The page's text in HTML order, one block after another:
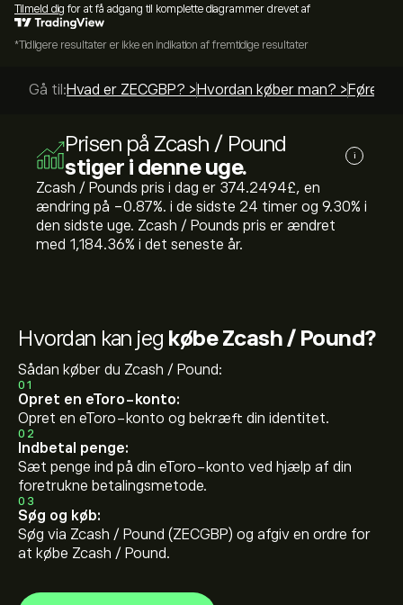
Tilmeld dig for at få adgang til komplette diagrammer drevet af
*Tidligere resultater er ikke en indikation af fremtidige resultater
Gå til:Hvad er ZECGBP? > Hvordan køber man? >
Prisen på Zcash / Pound
stiger i denne uge.
i
Zcash / Pounds pris i dag er 374.2494‎£‎, en
ændring på ‎-0.87‎%. i de sidste 24 timer og ‎9.30‎% i
den sidste uge. Zcash / Pounds pris er ændret
med ‎1,184.36‎% i det seneste år.
Hvordan kan jeg købe Zcash / Pound?
Sådan køber du Zcash / Pound:
01
Opret en eToro-konto:
Opret en eToro-konto og bekræft din identitet.
02
Indbetal penge:
Sæt penge ind på din eToro-konto ved hjælp af din
foretrukne betalingsmetode.
03
Søg og køb:
Søg via Zcash / Pound (ZECGBP) og afgiv en ordre for
at købe Zcash / Pound.